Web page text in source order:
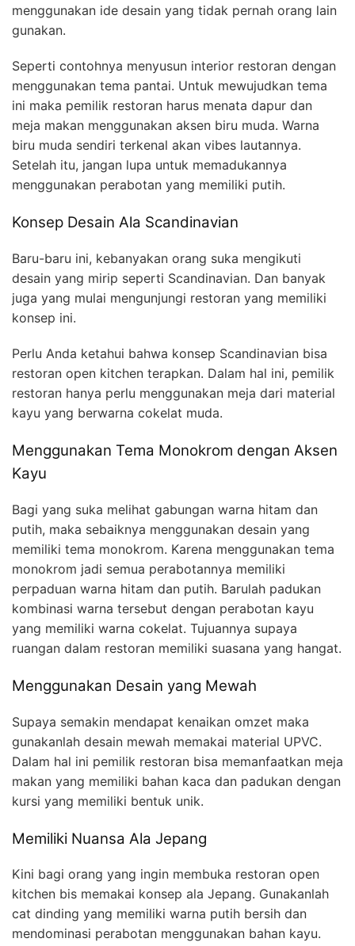
menggunakan ide desain yang tidak pernah orang lain
gunakan.
Seperti contohnya menyusun interior restoran dengan
menggunakan tema pantai. Untuk mewujudkan tema
ini maka pemilik restoran harus menata dapur dan
meja makan menggunakan aksen biru muda. Warna
biru muda sendiri terkenal akan vibes lautannya.
Setelah itu, jangan lupa untuk memadukannya
menggunakan perabotan yang memiliki putih.
Konsep Desain Ala Scandinavian
Baru-baru ini, kebanyakan orang suka mengikuti
desain yang mirip seperti Scandinavian. Dan banyak
juga yang mulai mengunjungi restoran yang memiliki
konsep ini.
Perlu Anda ketahui bahwa konsep Scandinavian bisa
restoran open kitchen terapkan. Dalam hal ini, pemilik
restoran hanya perlu menggunakan meja dari material
kayu yang berwarna cokelat muda.
Menggunakan Tema Monokrom dengan Aksen
Kayu
Bagi yang suka melihat gabungan warna hitam dan
putih, maka sebaiknya menggunakan desain yang
memiliki tema monokrom. Karena menggunakan tema
monokrom jadi semua perabotannya memiliki
perpaduan warna hitam dan putih. Barulah padukan
kombinasi warna tersebut dengan perabotan kayu
yang memiliki warna cokelat. Tujuannya supaya
ruangan dalam restoran memiliki suasana yang hangat.
Menggunakan Desain yang Mewah
Supaya semakin mendapat kenaikan omzet maka
gunakanlah desain mewah memakai material UPVC.
Dalam hal ini pemilik restoran bisa memanfaatkan meja
makan yang memiliki bahan kaca dan padukan dengan
kursi yang memiliki bentuk unik.
Memiliki Nuansa Ala Jepang
Kini bagi orang yang ingin membuka restoran open
kitchen bis memakai konsep ala Jepang. Gunakanlah
cat dinding yang memiliki warna putih bersih dan
mendominasi perabotan menggunakan bahan kayu.